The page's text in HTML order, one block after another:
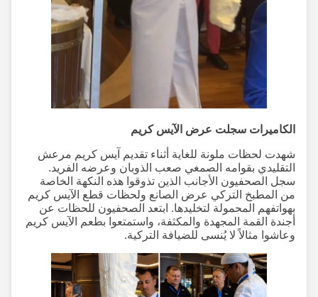
الكاميرات سجلت عرض الآيس كريم
شهدت لحظات ملونة للغاية أثناء تقديم آيس كريم مرعش
التقليدي بقوامه الصمغي صعب الذوبان وعرضه الفريد.
سجل الصحفيون الأجانب الذين تذوقوا هذه النكهة الخاصة
من المطبخ التركي عرض الصانع ولحظات قطع الآيس كريم
بهواتفهم المحمولة لتخليدها. ابتعد الصحفيون للحظات عن
أجندة القمة المجهدة والمكثفة، واستمتعوا بطعم الآيس كريم
وعاشوا مثالاً لا يُنسى للضيافة التركية.